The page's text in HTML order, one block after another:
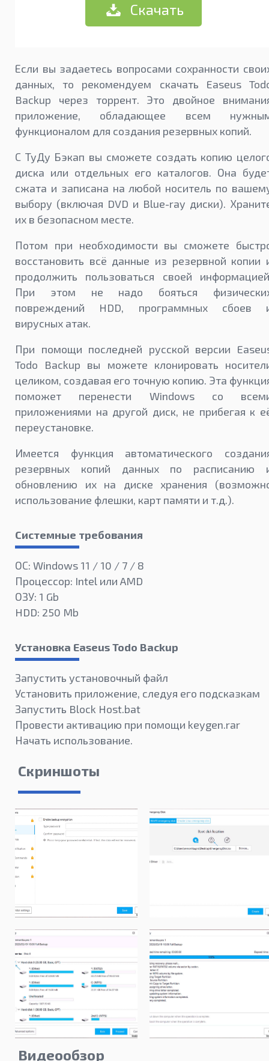
Скачать
Если вы задаетесь вопросами сохранности
данных, то рекомендуем скачать Easeus
Backup через торрент. Это двойное
приложение, обладающее всем
функционалом для создания резервных копий.
С ТуДу Бэкап вы сможете создать копию
диска или отдельных его каталогов. Она
сжата и записана на любой носитель по
выбору (включая DVD и Blue-ray диски).
их в безопасном месте.
Потом при необходимости вы сможете
восстановить всё данные из резервной копии
продолжить пользоваться своей
При этом не надо бояться
повреждений HDD, программных сбоев
вирусных атак.
При помощи последней русской версии
Todo Backup вы можете клонировать
целиком, создавая его точную копию. Эта
поможет перенести Windows со
приложениями на другой диск, не прибегая к
переустановке.
Имеется функция автоматического
резервных копий данных по расписанию
обновлению их на диске хранения
использование флешки, карт памяти и т.д.).
Системные требования
ОС: Windows 11 / 10 / 7 / 8
Процессор: Intel или AMD
ОЗУ: 1 Gb
HDD: 250 Mb
Установка Easeus Todo Backup
Запустить установочный файл
Установить приложение, следуя его подсказкам
Запустить Block Host.bat
Провести активацию при помощи keygen.rar
Начать использование.
Скриншоты
Видеообзор